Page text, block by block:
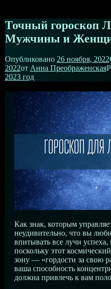
Точный гороскоп
Мужчины и
Опубликовано 26 ноября, 2022
2022от Анна Преображенская
2023 год
Как знак, которым
неудивительно, что вы
впитывать все лучи успеха,
поскольку этот
зону — «гордости за свою
ваша способность
должна привлечь к вам